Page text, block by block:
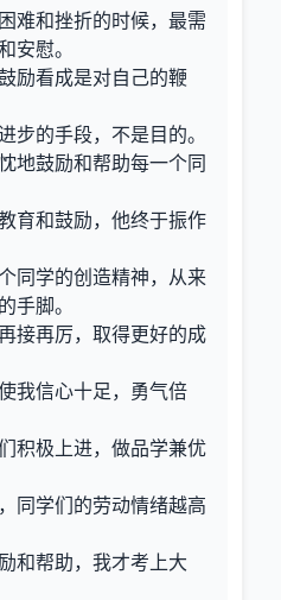
难和挫折的时候，最需
安慰。
励看成是对自己的鞭
步的手段，不是目的。
地鼓励和帮助每一个同
育和鼓励，他终于振作
同学的创造精神，从来
手脚。
接再厉，取得更好的成
我信心十足，勇气倍
积极上进，做品学兼优
同学们的劳动情绪越高
和帮助，我才考上大